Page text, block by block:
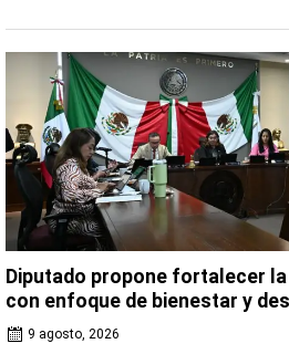
Diputado propone fortalecer
con enfoque de bienestar y
9 agosto, 2026